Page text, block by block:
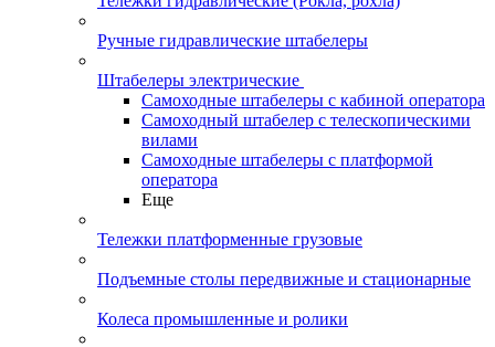
Ручные гидравлические штабелеры
Штабелеры электрические
Самоходные штабелеры с кабиной оператора
Самоходный штабелер с телескопическими
вилами
Самоходные штабелеры с платформой
оператора
Еще
Тележки платформенные грузовые
Подъемные столы передвижные и стационарные
Колеса промышленные и ролики